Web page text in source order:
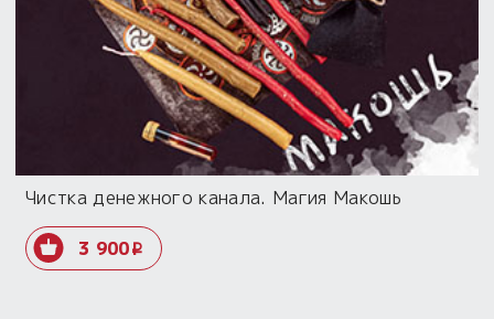
Чистка денежного канала. Магия Макошь
3 900i